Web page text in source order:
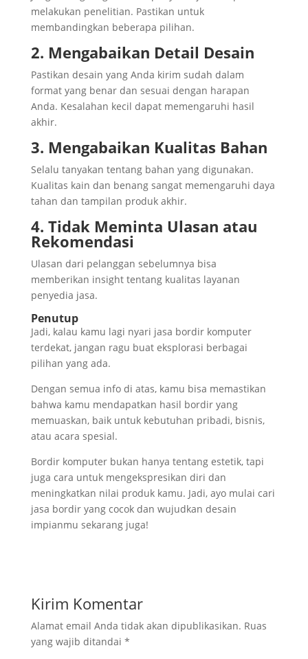
melakukan penelitian. Pastikan untuk
membandingkan beberapa pilihan.
2. Mengabaikan Detail Desain
Pastikan desain yang Anda kirim sudah dalam
format yang benar dan sesuai dengan harapan
Anda. Kesalahan kecil dapat memengaruhi hasil
akhir.
3. Mengabaikan Kualitas Bahan
Selalu tanyakan tentang bahan yang digunakan.
Kualitas kain dan benang sangat memengaruhi daya
tahan dan tampilan produk akhir.
4. Tidak Meminta Ulasan atau
Rekomendasi
Ulasan dari pelanggan sebelumnya bisa
memberikan insight tentang kualitas layanan
penyedia jasa.
Penutup
Jadi, kalau kamu lagi nyari jasa bordir komputer
terdekat, jangan ragu buat eksplorasi berbagai
pilihan yang ada.
Dengan semua info di atas, kamu bisa memastikan
bahwa kamu mendapatkan hasil bordir yang
memuaskan, baik untuk kebutuhan pribadi, bisnis,
atau acara spesial.
Bordir komputer bukan hanya tentang estetik, tapi
juga cara untuk mengekspresikan diri dan
meningkatkan nilai produk kamu. Jadi, ayo mulai cari
jasa bordir yang cocok dan wujudkan desain
impianmu sekarang juga!
Kirim Komentar
Alamat email Anda tidak akan dipublikasikan. Ruas
yang wajib ditandai *